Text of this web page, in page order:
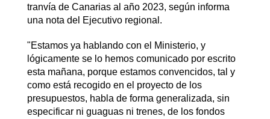
tranvía de Canarias al año 2023, según informa
una nota del Ejecutivo regional.
"Estamos ya hablando con el Ministerio, y
lógicamente se lo hemos comunicado por escrito
esta mañana, porque estamos convencidos, tal y
como está recogido en el proyecto de los
presupuestos, habla de forma generalizada, sin
especificar ni guaguas ni trenes, de los fondos